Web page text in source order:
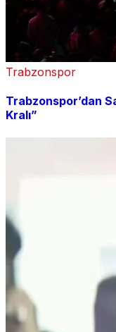
Trabzonspor
Trabzonspor’dan
Kralı”